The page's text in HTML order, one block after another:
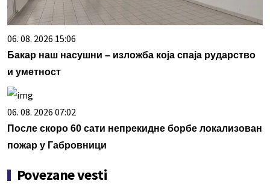
06. 08. 2026 15:06
Бакар наш насушни – изложба која спаја рударство
и уметност
06. 08. 2026 07:02
После скоро 60 сати непрекидне борбе локализован
пожар у Габровници
Povezane vesti